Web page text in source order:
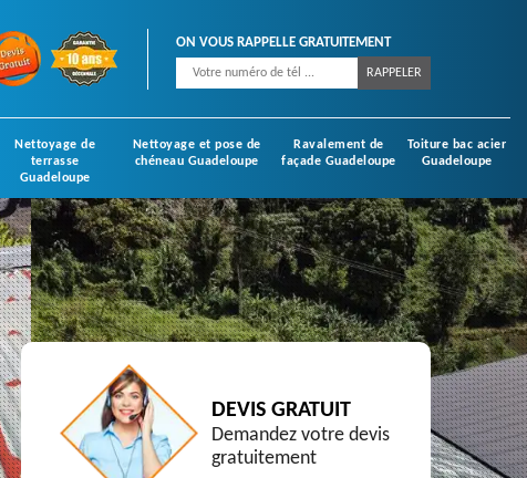
ON VOUS RAPPELLE GRATUITEMENT
Nettoyage de
terrasse
Guadeloupe
Nettoyage et pose de
chéneau Guadeloupe
Ravalement de
façade Guadeloupe
Toiture bac acier
Guadeloupe
DEVIS GRATUIT
Demandez votre devis
gratuitement